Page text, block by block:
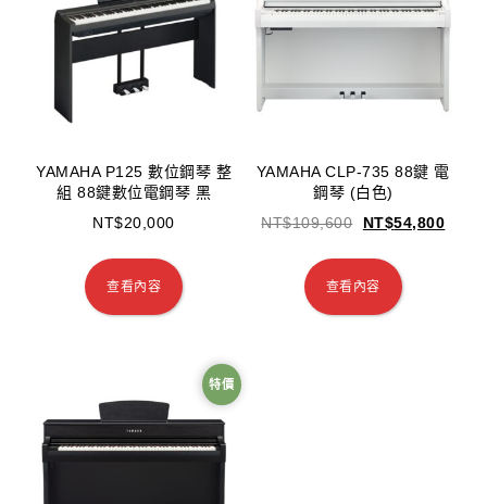
YAMAHA P125 數位鋼琴 整
組 88鍵數位電鋼琴 黑
NT$20,000
查看內容
YAMAHA CLP-735 88鍵 電
鋼琴 (白色)
NT$109,600 NT$54,800
查看內容
特價